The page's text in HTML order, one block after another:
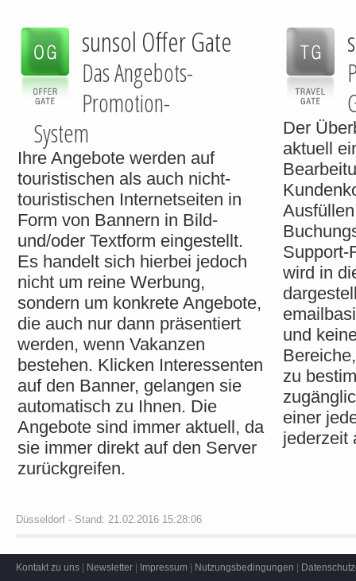
sunsol Offer Gate
Das Angebots-
Promotion-
System
Ihre Angebote werden auf
touristischen als auch nicht-
touristischen Internetseiten in
Form von Bannern in Bild-
und/oder Textform eingestellt.
Es handelt sich hierbei jedoch
nicht um reine Werbung,
sondern um konkrete Angebote,
die auch nur dann präsentiert
werden, wenn Vakanzen
bestehen. Klicken Interessenten
auf den Banner, gelangen sie
automatisch zu Ihnen. Die
Angebote sind immer aktuell, da
sie immer direkt auf den Server
zurückgreifen.
Der
aktuell
Support-
wird in
und
zu
einer
jederzeit
Düsseldorf - Stand: 21.02.2016 15:28:06
Kontakt zu uns Newsletter Impressum Nutzungsbedingungen